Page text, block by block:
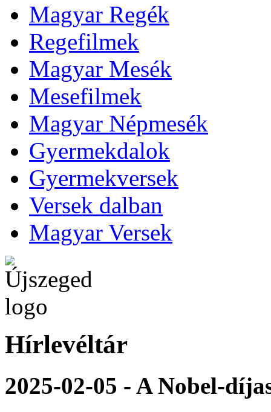
Magyar Regék
Regefilmek
Magyar Mesék
Mesefilmek
Magyar Népmesék
Gyermekdalok
Gyermekversek
Versek dalban
Magyar Versek
Hírlevéltár
2025-02-05 - A Nobel-